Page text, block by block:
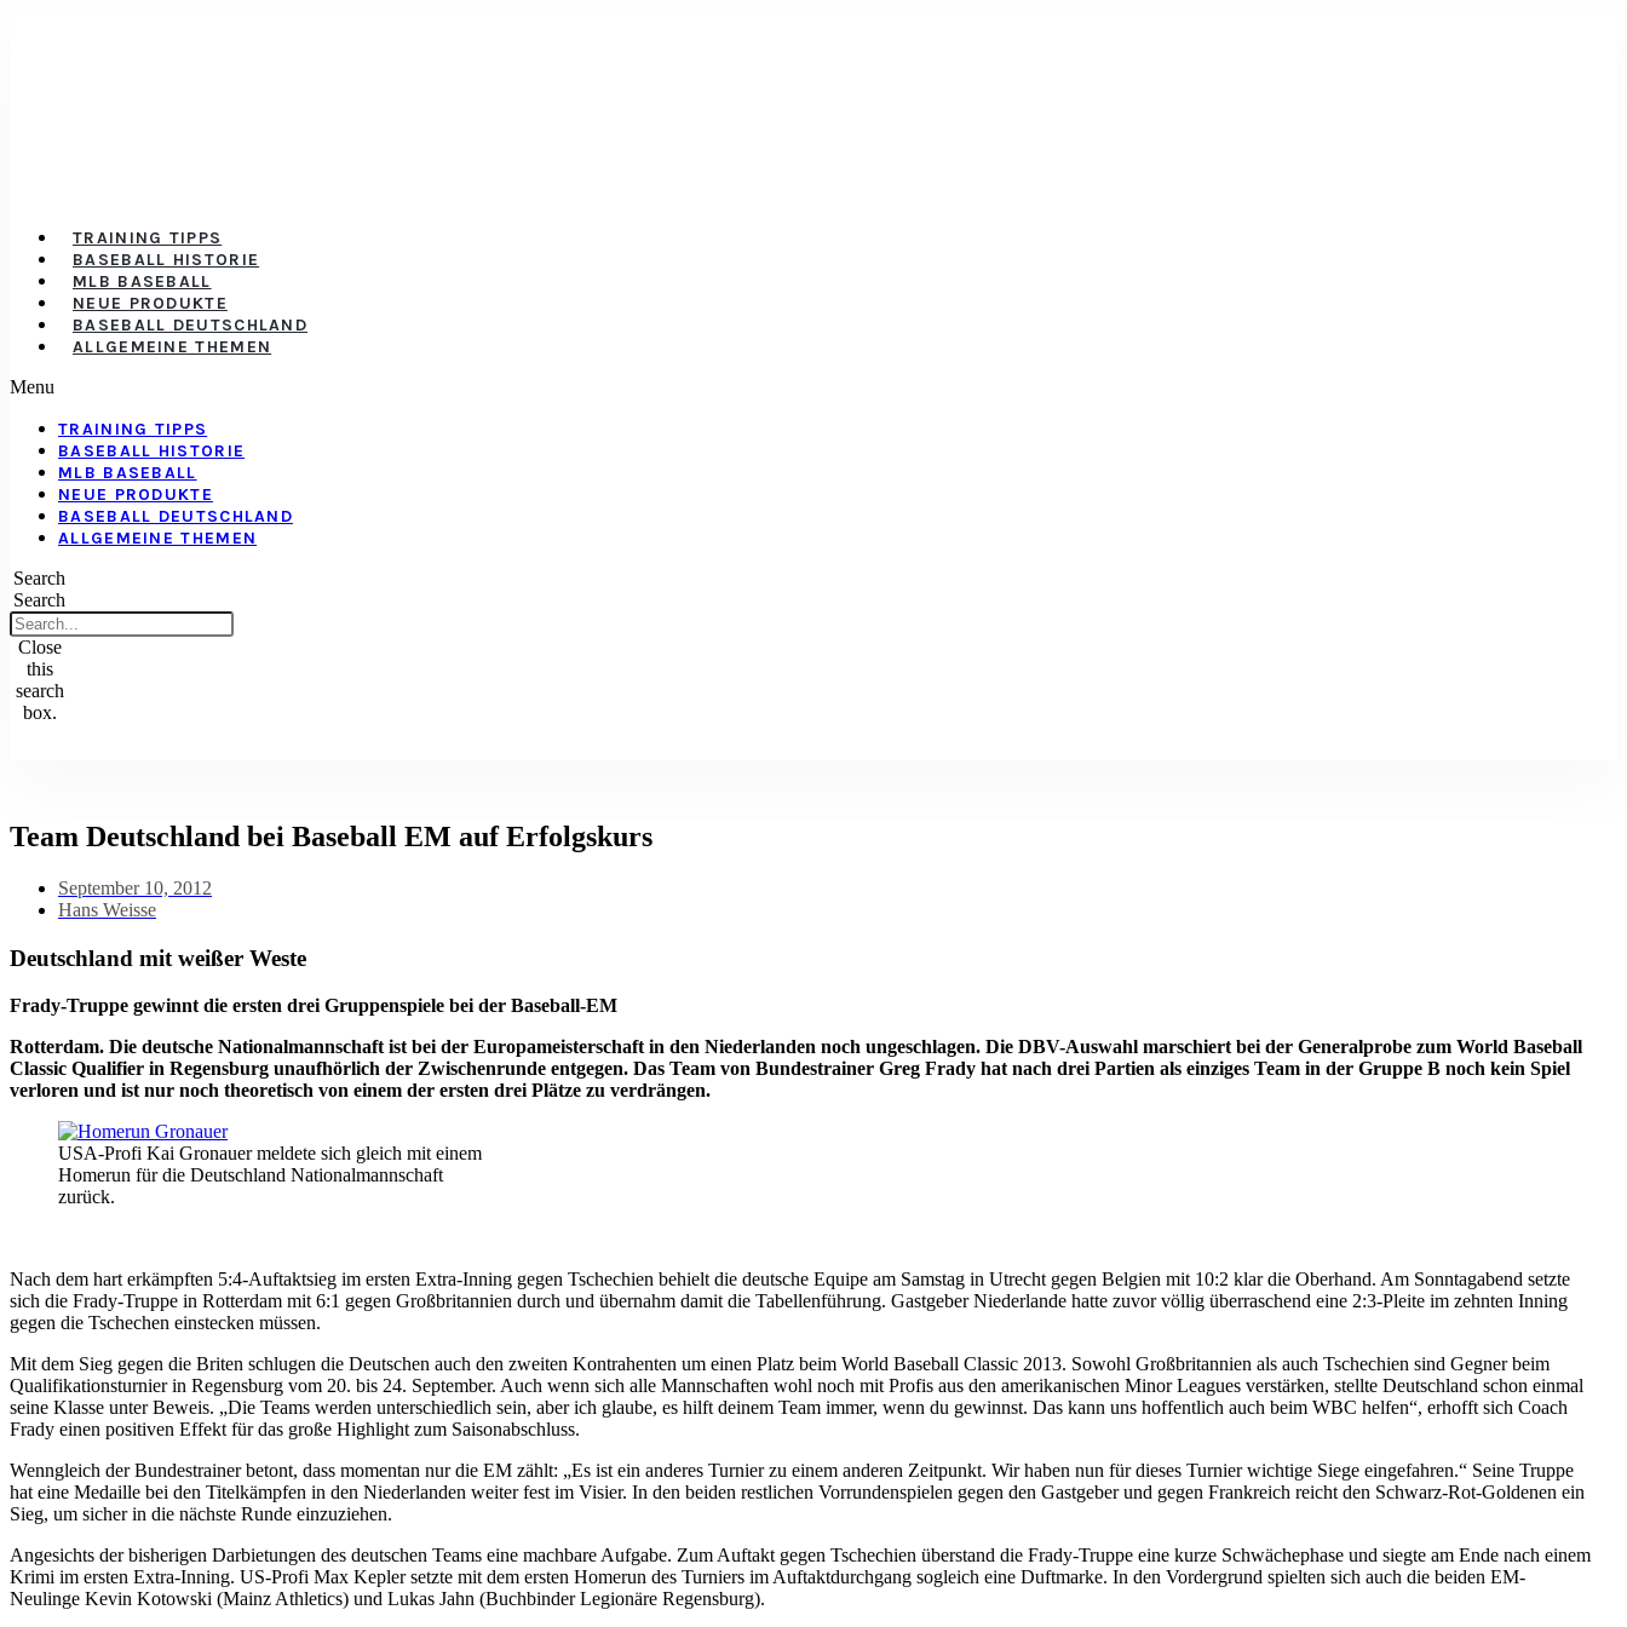
TRAINING TIPPS
BASEBALL HISTORIE
MLB BASEBALL
NEUE PRODUKTE
BASEBALL DEUTSCHLAND
ALLGEMEINE THEMEN
Menu
TRAINING TIPPS
BASEBALL HISTORIE
MLB BASEBALL
NEUE PRODUKTE
BASEBALL DEUTSCHLAND
ALLGEMEINE THEMEN
Search
Search
Close
this
search
box.
Team Deutschland bei Baseball EM auf Erfolgskurs
September 10, 2012
Hans Weisse
Deutschland mit weißer Weste
Frady-Truppe gewinnt die ersten drei Gruppenspiele bei der Baseball-EM
Rotterdam. Die deutsche Nationalmannschaft ist bei der Europameisterschaft in den Niederlanden noch ungeschlagen. Die DBV-Auswahl marschiert bei der Generalprobe zum World Baseball
Classic Qualifier in Regensburg unaufhörlich der Zwischenrunde entgegen. Das Team von Bundestrainer Greg Frady hat nach drei Partien als einziges Team in der Gruppe B noch kein Spiel
verloren und ist nur noch theoretisch von einem der ersten drei Plätze zu verdrängen.
USA-Profi Kai Gronauer meldete sich gleich mit einem
Homerun für die Deutschland Nationalmannschaft
zurück.
Nach dem hart erkämpften 5:4-Auftaktsieg im ersten Extra-Inning gegen Tschechien behielt die deutsche Equipe am Samstag in Utrecht gegen Belgien mit 10:2 klar die Oberhand. Am Sonntagabend setzte
sich die Frady-Truppe in Rotterdam mit 6:1 gegen Großbritannien durch und übernahm damit die Tabellenführung. Gastgeber Niederlande hatte zuvor völlig überraschend eine 2:3-Pleite im zehnten Inning
gegen die Tschechen einstecken müssen.
Mit dem Sieg gegen die Briten schlugen die Deutschen auch den zweiten Kontrahenten um einen Platz beim World Baseball Classic 2013. Sowohl Großbritannien als auch Tschechien sind Gegner beim
Qualifikationsturnier in Regensburg vom 20. bis 24. September. Auch wenn sich alle Mannschaften wohl noch mit Profis aus den amerikanischen Minor Leagues verstärken, stellte Deutschland schon einmal
seine Klasse unter Beweis. „Die Teams werden unterschiedlich sein, aber ich glaube, es hilft deinem Team immer, wenn du gewinnst. Das kann uns hoffentlich auch beim WBC helfen“, erhofft sich Coach
Frady einen positiven Effekt für das große Highlight zum Saisonabschluss.
Wenngleich der Bundestrainer betont, dass momentan nur die EM zählt: „Es ist ein anderes Turnier zu einem anderen Zeitpunkt. Wir haben nun für dieses Turnier wichtige Siege eingefahren.“ Seine Truppe
hat eine Medaille bei den Titelkämpfen in den Niederlanden weiter fest im Visier. In den beiden restlichen Vorrundenspielen gegen den Gastgeber und gegen Frankreich reicht den Schwarz-Rot-Goldenen ein
Sieg, um sicher in die nächste Runde einzuziehen.
Angesichts der bisherigen Darbietungen des deutschen Teams eine machbare Aufgabe. Zum Auftakt gegen Tschechien überstand die Frady-Truppe eine kurze Schwächephase und siegte am Ende nach einem
Krimi im ersten Extra-Inning. US-Profi Max Kepler setzte mit dem ersten Homerun des Turniers im Auftaktdurchgang sogleich eine Duftmarke. In den Vordergrund spielten sich auch die beiden EM-
Neulinge Kevin Kotowski (Mainz Athletics) und Lukas Jahn (Buchbinder Legionäre Regensburg).